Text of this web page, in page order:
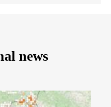
news